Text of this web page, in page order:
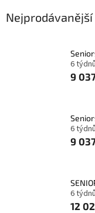
Nejprodávanější
6 týdnů
9
6 týdnů
9
6 týdnů
12